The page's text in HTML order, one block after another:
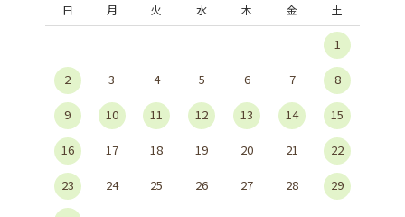
日 月 火 水 木 金 土
1
2 3 4 5 6 7 8
9 10 11 12 13 14 15
16 17 18 19 20 21 22
23 24 25 26 27 28 29